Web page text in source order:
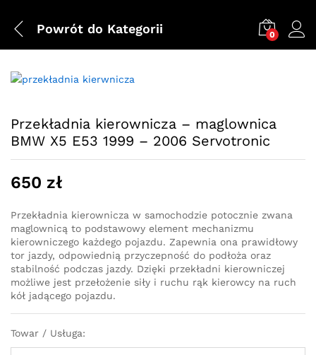
Powrót do Kategorii 0
Przekładnia kierownicza – maglownica
BMW X5 E53 1999 – 2006 Servotronic
650 zł
Przekładnia kierownicza w samochodzie potocznie zwana
maglownicą to podstawowy element mechanizmu
kierowniczego każdego pojazdu. Zapewnia ona prawidłowy
tor jazdy, odpowiednią przyczepność do podłoża oraz
stabilność podczas jazdy. Dzięki przekładni kierowniczej
możliwe jest przełożenie siły i ruchu rąk kierowcy na ruch
kół jadącego pojazdu.
Towar / Usługa: